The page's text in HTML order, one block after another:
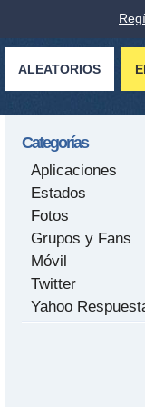
ALEATORIOS
Categorías
Aplicaciones
Estados
Fotos
Grupos y Fans
Móvil
Twitter
Yahoo